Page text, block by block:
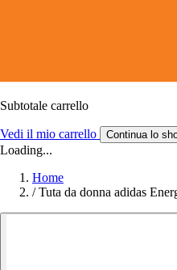
Subtotale carrello
Vedi il mio carrello Continua lo
Loading...
Home
/ Tuta da donna adidas